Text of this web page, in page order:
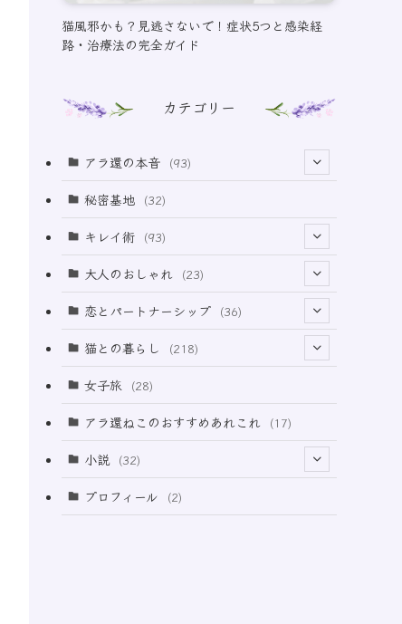
猫風邪かも？見逃さないで！症状5つと感染経
路・治療法の完全ガイド
カテゴリー
アラ還の本音 (93)
(69)
(18)
秘密基地 (32)
キレイ術 (93)
(32)
(49)
大人のおしゃれ (23)
(21)
(2)
恋とパートナーシップ (36)
(33)
(3)
猫との暮らし (218)
(21)
(49)
(73)
女子旅 (28)
アラ還ねこのおすすめあれこれ (17)
小説 (32)
プロフィール (2)